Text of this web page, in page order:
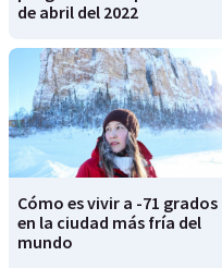
de abril del 2022
Cómo es vivir a -71 grados
en la ciudad más fría del
mundo